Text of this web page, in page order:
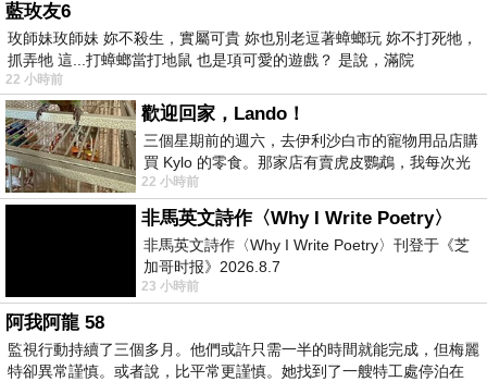
藍玫友6
玫師妹玫師妹 妳不殺生，實屬可貴 妳也別老逗著蟑螂玩 妳不打死牠，
抓弄牠 這...打蟑螂當打地鼠 也是項可愛的遊戲？ 是說，滿院
22 小時前
歡迎回家，Lando！
三個星期前的週六，去伊利沙白市的寵物用品店購
買 Kylo 的零食。那家店有賣虎皮鸚鵡，我每次光
顧都會去看一下。他們偶爾會引進 C
22 小時前
非馬英文詩作〈Why I Write Poetry〉
非馬英文詩作〈Why I Write Poetry〉刊登于《芝
加哥时报》2026.8.7
23 小時前
阿我阿龍 58
監視行動持續了三個多月。他們或許只需一半的時間就能完成，但梅麗
特卻異常謹慎。或者說，比平常更謹慎。她找到了一艘特工處停泊在